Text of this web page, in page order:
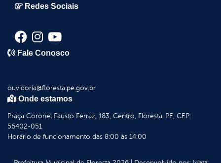
Redes Sociais
Fale Conosco
ouvidoria@floresta.pe.gov.br
Onde estamos
Praça Coronel Fausto Ferraz, 183, Centro, Floresta-PE, CEP:
56402-051
Horário de funcionamento das 8:00 às 14:00